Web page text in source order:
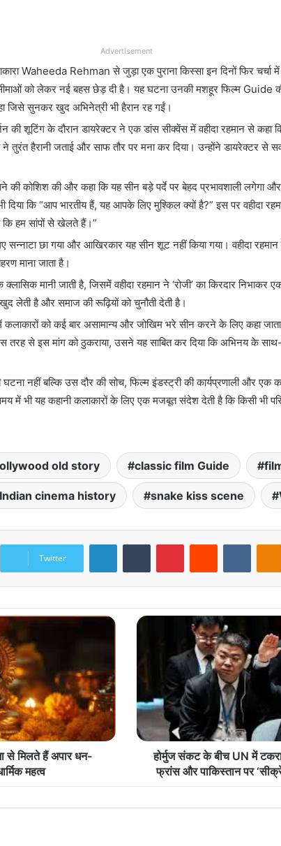
Advertisement
Waheeda Rehman से जुड़ा एक पुराना किस्सा इन दिनों फिर
को लेकर नई बहस छेड़ दी है। यह घटना उनकी मशहूर फिल्म Guide
जिसे सुनकर खुद अभिनेत्री भी हैरान रह गईं।
की शूटिंग के दौरान डायरेक्टर ने एक डांस सीक्वेंस में वहीदा रहमान से
हैरानी जताई और साफ तौर पर मना कर दिया। उन्होंने डायरेक्टर से
की कोशिश की और कहा कि यह सीन बड़े पर्दे पर बेहद प्रभावशाली लगेगा और
दिया कि “आप भारतीय हैं, यह आपके लिए मुश्किल क्यों है?” इस पर वहीदा
कि हम सांपों से खेलते हैं।”
छा गया और आखिरकार यह सीन शूट नहीं किया गया। वहीदा
माना जाता है।
मानी जाती है, जिसमें वहीदा रहमान ने ‘रोजी’ का किरदार निभाकर
लेती है और समाज की रूढ़ियों को चुनौती देती है।
कलाकारों को कई बार असामान्य और जोखिम भरे सीन करने के लिए कहा
तरह से इस मांग को ठुकराया, उसने यह साबित कर दिया कि अभिनय के
नहीं बल्कि उस दौर की सोच, फिल्म इंडस्ट्री की कार्यप्रणाली और एक
भी यह कहानी कलाकारों के लिए एक मजबूत संदेश देती है कि किसी भी
old story classic film Guide
cinema history snake kiss scene
Twitter
से मिलते हैं अपार धन-
महत्व
होर्मुज संकट के बीच UN में
फ्रांस और पाकिस्तान पर